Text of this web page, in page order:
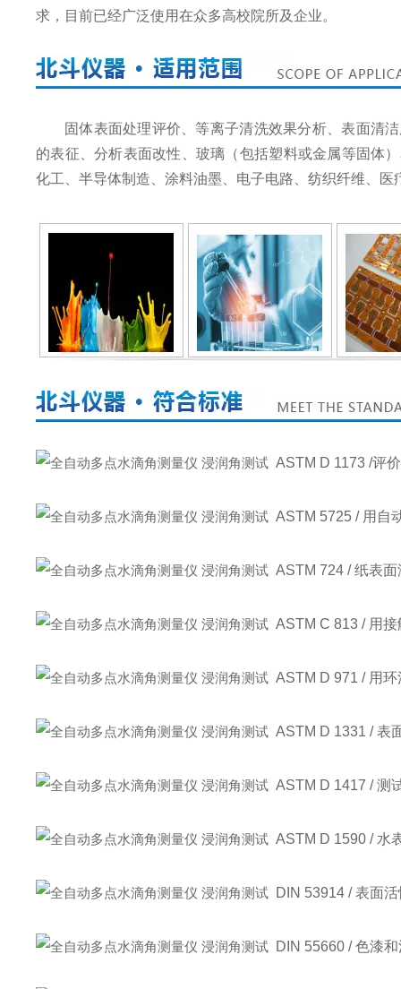
求，目前已经广泛使用在众多高校院所及企业。
固体表面处理评价、等离子清洗效果分析、表面清
的表征、分析表面改性、玻璃（包括塑料或金属等固体
化工、半导体制造、涂料油墨、电子电路、纺织纤维、
ASTM D 1173 /评
ASTM 5725 / 用自
ASTM 724 / 纸表
ASTM C 813 / 用
ASTM D 971 / 用
ASTM D 1331 / 表
ASTM D 1417 / 测
ASTM D 1590 / 水
DIN 53914 / 表面
DIN 55660 / 色漆